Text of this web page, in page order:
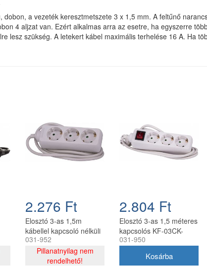
a vezeték keresztmetszete 3 x 1,5 mm. A feltűnő
4 aljzat van. Ezért alkalmas arra az esetre, ha egyszerre
lesz szükség. A letekert kábel maximális terhelése 16 A. Ha
2.276 Ft
Elosztó 3-as 1,5m
kábellel kapcsoló nélküli
KF-03-1,5m/SE-315
031-952
Pillanatnyilag nem
rendelhető!
2.804 Ft
Elosztó 3-as 1,5 méteres
kapcsolós KF-03CK-
1,5m/SE-315K SzP
031-950